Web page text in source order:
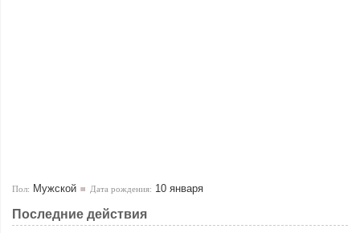
Пол: Мужской Дата рождения: 10 января
Последние действия